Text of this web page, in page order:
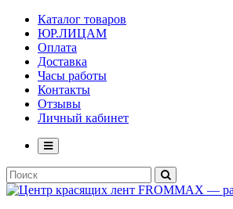
Каталог товаров
ЮР.ЛИЦАМ
Оплата
Доставка
Часы работы
Контакты
Отзывы
Личный кабинет